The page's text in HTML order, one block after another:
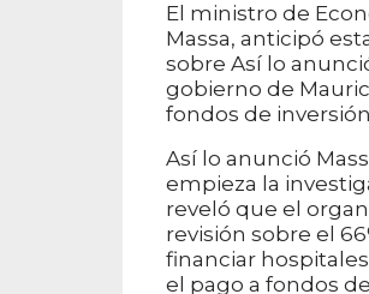
El ministro de
Massa, anticipó
sobre Así lo
gobierno de
fondos de
Así lo anunció
empieza la
reveló que el
revisión sobre el
financiar
el pago a fondos